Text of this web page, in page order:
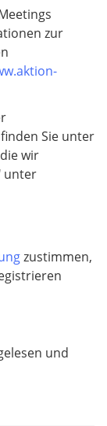
zur
Sie unter
wir
unter
zustimmen,
und